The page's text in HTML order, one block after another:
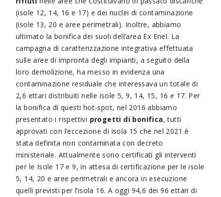
(isole 12, 14, 16 e 17) e dei nuclei di contaminazione
(isole 13, 20 e aree perimetrali). Inoltre, abbiamo
ultimato la bonifica dei suoli dell’area Ex Enel. La
campagna di caratterizzazione integrativa effettuata
sulle aree di impronta degli impianti, a seguito della
loro demolizione, ha messo in evidenza una
contaminazione residuale che interessava un totale di
2,6 ettari distribuiti nelle isole 5, 9, 14, 15, 16 e 17. Per
la bonifica di questi hot-spot, nel 2016 abbiamo
presentato i rispettivi progetti di bonifica, tutti
approvati con l’eccezione di isola 15 che nel 2021 è
stata definita non contaminata con decreto
ministeriale. Attualmente sono certificati gli interventi
per le Isole 17 e 9, in attesa di certificazione per le isole
5, 14, 20 e aree perimetrali e ancora in esecuzione
quelli previsti per l’isola 16. A oggi 94,6 dei 96 ettari di